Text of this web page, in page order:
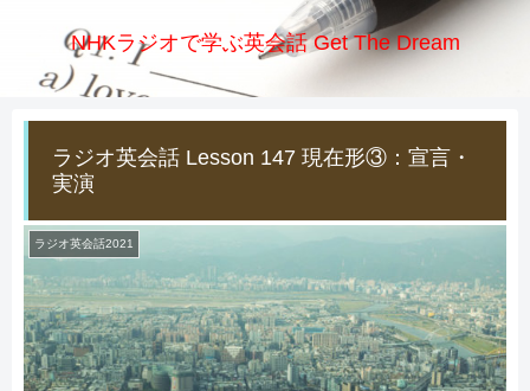
NHKラジオで学ぶ英会話 Get The Dream
ラジオ英会話 Lesson 147 現在形③：宣言・
実演
ラジオ英会話2021